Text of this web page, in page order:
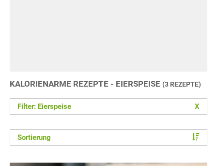
KALORIENARME REZEPTE - EIERSPEISE (3 REZEPTE)
Filter: Eierspeise X
Sortierung